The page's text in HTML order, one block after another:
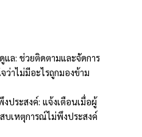
แล: ช่วยติดตามและจัดการ
ว่าไม่มีอะไรถูกมองข้าม
ประสงค์: แจ้งเตือนเมื่อผู้
บเหตุการณ์ไม่พึงประสงค์